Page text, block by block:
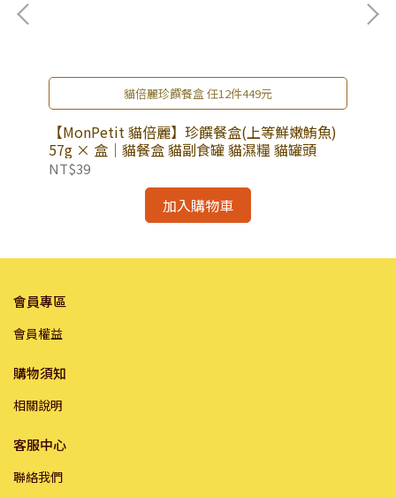
貓倍麗珍饌餐盒 任12件449元
【MonPetit 貓倍麗】珍饌餐盒(上等鮮嫩鮪魚)
57g × 盒｜貓餐盒 貓副食罐 貓濕糧 貓罐頭
NT$39
加入購物車
會員專區
會員權益
購物須知
相關說明
客服中心
聯絡我們